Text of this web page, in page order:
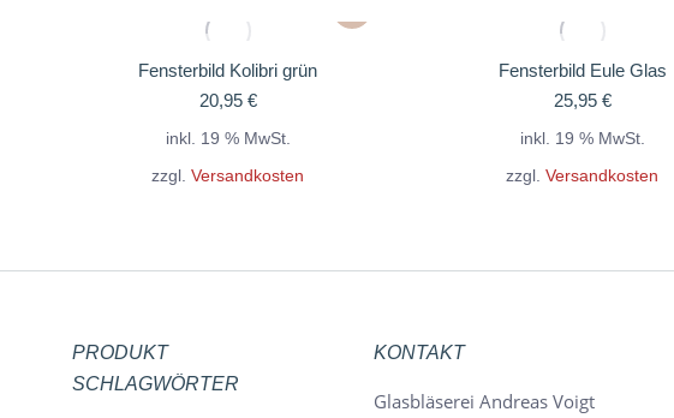
Fensterbild Kolibri grün
20,95 €
inkl. 19 % MwSt.
zzgl. Versandkosten
Fensterbild Eule Glas
25,95 €
inkl. 19 % MwSt.
zzgl. Versandkosten
PRODUKT
SCHLAGWÖRTER
KONTAKT
Glasbläserei Andreas Voigt